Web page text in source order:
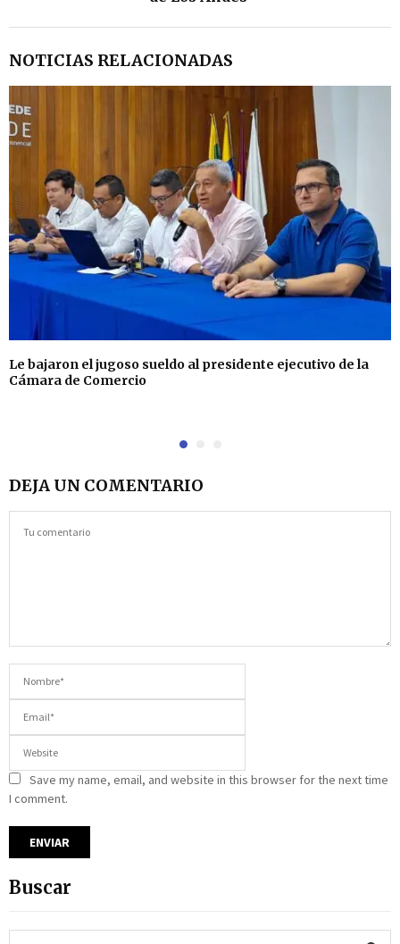
NOTICIAS RELACIONADAS
Le bajaron el jugoso sueldo al presidente ejecutivo de la
Cámara de Comercio
DEJA UN COMENTARIO
Save my name, email, and website in this browser for the next time
I comment.
Buscar